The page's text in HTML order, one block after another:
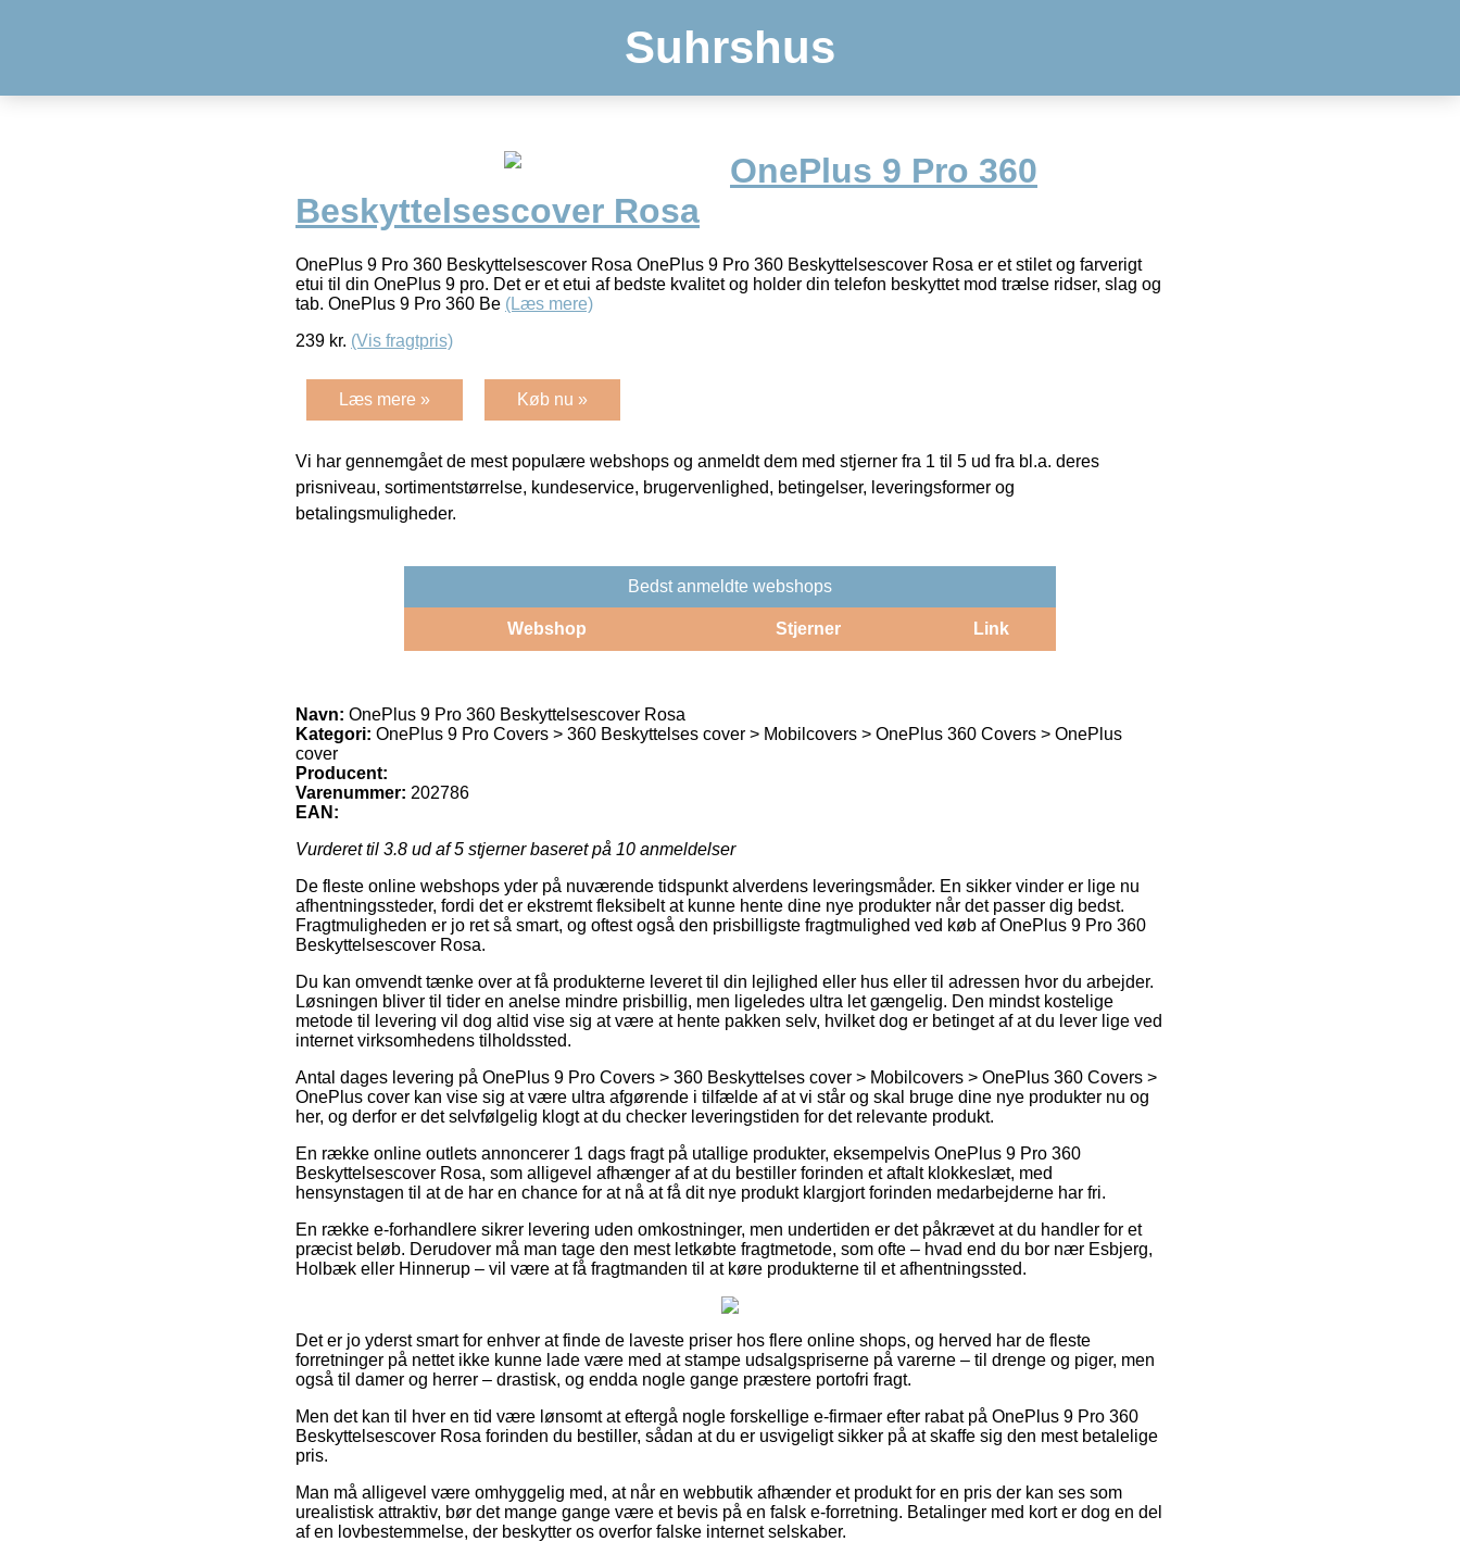
Suhrshus
OnePlus 9 Pro 360
Beskyttelsescover Rosa
OnePlus 9 Pro 360 Beskyttelsescover Rosa OnePlus 9 Pro 360 Beskyttelsescover Rosa er et stilet og farverigt
etui til din OnePlus 9 pro. Det er et etui af bedste kvalitet og holder din telefon beskyttet mod trælse ridser, slag og
tab. OnePlus 9 Pro 360 Be (Læs mere)
239 kr. (Vis fragtpris)
Læs mere » Køb nu »
Vi har gennemgået de mest populære webshops og anmeldt dem med stjerner fra 1 til 5 ud fra bl.a. deres
prisniveau, sortimentstørrelse, kundeservice, brugervenlighed, betingelser, leveringsformer og
betalingsmuligheder.
Bedst anmeldte webshops
Webshop Stjerner Link
Navn: OnePlus 9 Pro 360 Beskyttelsescover Rosa
Kategori: OnePlus 9 Pro Covers > 360 Beskyttelses cover > Mobilcovers > OnePlus 360 Covers > OnePlus
cover
Producent:
Varenummer: 202786
EAN:
Vurderet til 3.8 ud af 5 stjerner baseret på 10 anmeldelser
De fleste online webshops yder på nuværende tidspunkt alverdens leveringsmåder. En sikker vinder er lige nu
afhentningssteder, fordi det er ekstremt fleksibelt at kunne hente dine nye produkter når det passer dig bedst.
Fragtmuligheden er jo ret så smart, og oftest også den prisbilligste fragtmulighed ved køb af OnePlus 9 Pro 360
Beskyttelsescover Rosa.
Du kan omvendt tænke over at få produkterne leveret til din lejlighed eller hus eller til adressen hvor du arbejder.
Løsningen bliver til tider en anelse mindre prisbillig, men ligeledes ultra let gængelig. Den mindst kostelige
metode til levering vil dog altid vise sig at være at hente pakken selv, hvilket dog er betinget af at du lever lige ved
internet virksomhedens tilholdssted.
Antal dages levering på OnePlus 9 Pro Covers > 360 Beskyttelses cover > Mobilcovers > OnePlus 360 Covers >
OnePlus cover kan vise sig at være ultra afgørende i tilfælde af at vi står og skal bruge dine nye produkter nu og
her, og derfor er det selvfølgelig klogt at du checker leveringstiden for det relevante produkt.
En række online outlets annoncerer 1 dags fragt på utallige produkter, eksempelvis OnePlus 9 Pro 360
Beskyttelsescover Rosa, som alligevel afhænger af at du bestiller forinden et aftalt klokkeslæt, med
hensynstagen til at de har en chance for at nå at få dit nye produkt klargjort forinden medarbejderne har fri.
En række e-forhandlere sikrer levering uden omkostninger, men undertiden er det påkrævet at du handler for et
præcist beløb. Derudover må man tage den mest letkøbte fragtmetode, som ofte – hvad end du bor nær Esbjerg,
Holbæk eller Hinnerup – vil være at få fragtmanden til at køre produkterne til et afhentningssted.
Det er jo yderst smart for enhver at finde de laveste priser hos flere online shops, og herved har de fleste
forretninger på nettet ikke kunne lade være med at stampe udsalgspriserne på varerne – til drenge og piger, men
også til damer og herrer – drastisk, og endda nogle gange præstere portofri fragt.
Men det kan til hver en tid være lønsomt at eftergå nogle forskellige e-firmaer efter rabat på OnePlus 9 Pro 360
Beskyttelsescover Rosa forinden du bestiller, sådan at du er usvigeligt sikker på at skaffe sig den mest betalelige
pris.
Man må alligevel være omhyggelig med, at når en webbutik afhænder et produkt for en pris der kan ses som
urealistisk attraktiv, bør det mange gange være et bevis på en falsk e-forretning. Betalinger med kort er dog en del
af en lovbestemmelse, der beskytter os overfor falske internet selskaber.